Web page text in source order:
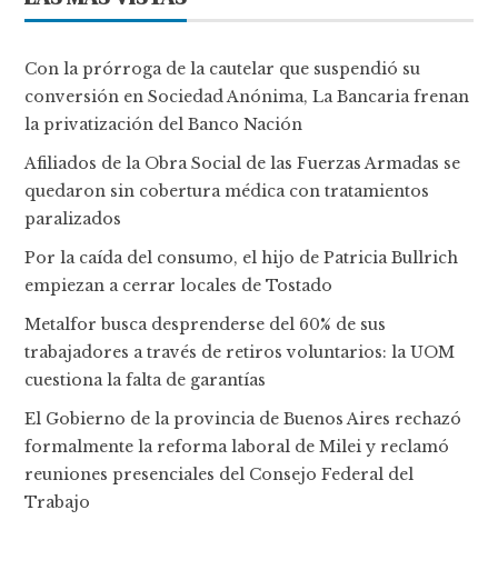
Con la prórroga de la cautelar que suspendió su
conversión en Sociedad Anónima, La Bancaria frenan
la privatización del Banco Nación
Afiliados de la Obra Social de las Fuerzas Armadas se
quedaron sin cobertura médica con tratamientos
paralizados
Por la caída del consumo, el hijo de Patricia Bullrich
empiezan a cerrar locales de Tostado
Metalfor busca desprenderse del 60% de sus
trabajadores a través de retiros voluntarios: la UOM
cuestiona la falta de garantías
El Gobierno de la provincia de Buenos Aires rechazó
formalmente la reforma laboral de Milei y reclamó
reuniones presenciales del Consejo Federal del
Trabajo